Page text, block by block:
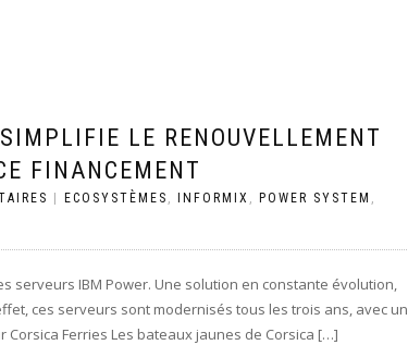
LE RENOUVELLEMENT
FINANCEMENT
ECOSYSTÈMES , INFORMIX , POWER SYSTEM ,
serveurs IBM Power. Une solution en constante évolution,
ces serveurs sont modernisés tous les trois ans, avec un
Corsica Ferries Les bateaux jaunes de Corsica […]